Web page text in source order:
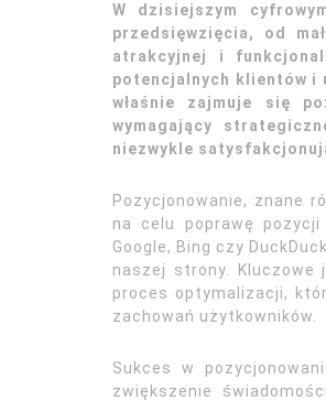
W dzisiejszym
przedsięwzięcia, od
atrakcyjnej i
potencjalnych klientów i
właśnie zajmuje się
wymagający
niezwykle
Pozycjonowanie, znane
na celu poprawę
Google, Bing czy
naszej strony. Kluczowe
proces optymalizacji,
zachowań użytkowników.
Sukces w
zwiększenie